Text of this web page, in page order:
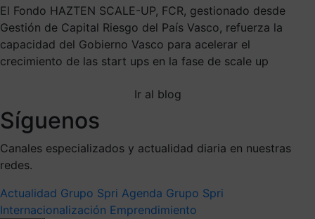
El Fondo HAZTEN SCALE-UP, FCR, gestionado desde
Gestión de Capital Riesgo del País Vasco, refuerza la
capacidad del Gobierno Vasco para acelerar el
crecimiento de las start ups en la fase de scale up
Ir al blog
Síguenos
Canales especializados y actualidad diaria en nuestras
redes.
Actualidad Grupo Spri Agenda Grupo Spri
Internacionalización Emprendimiento